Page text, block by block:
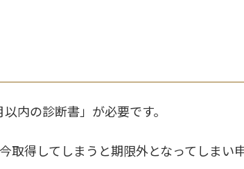
内の診断書」が必要です。
得してしまうと期限外となってしまい